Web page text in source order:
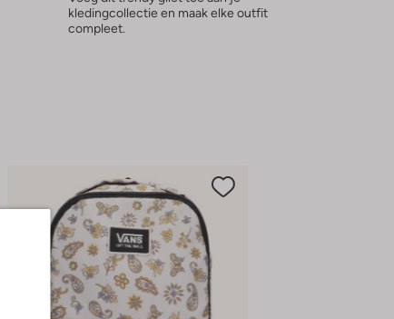
kledingcollectie en maak elke outfit
compleet.